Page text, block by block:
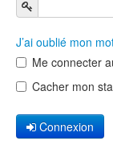
J’ai oublié mon
Me connecter
Cacher mon
Connexion